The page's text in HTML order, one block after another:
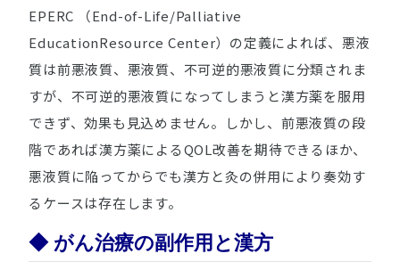
EPERC （End-of-Life/Palliative
EducationResource Center）の定義によれば、悪液
質は前悪液質、悪液質、不可逆的悪液質に分類されま
すが、不可逆的悪液質になってしまうと漢方薬を服用
できず、効果も見込めません。しかし、前悪液質の段
階であれば漢方薬によるQOL改善を期待できるほか、
悪液質に陥ってからでも漢方と灸の併用により奏効す
るケースは存在します。
◆ がん治療の副作用と漢方